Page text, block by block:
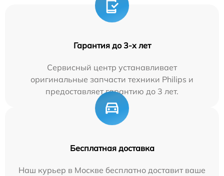
Гарантия до 3-х лет
Сервисный центр устанавливает
оригинальные запчасти техники Philips и
предоставляет гарантию до 3 лет.
Бесплатная доставка
Наш курьер в Москве бесплатно доставит ваше